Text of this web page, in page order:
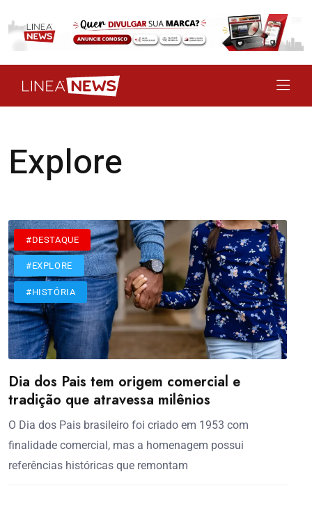
Explore
#DESTAQUE
#EXPLORE
#HISTÓRIA
Dia dos Pais tem origem comercial e
tradição que atravessa milênios
O Dia dos Pais brasileiro foi criado em 1953 com
finalidade comercial, mas a homenagem possui
referências históricas que remontam